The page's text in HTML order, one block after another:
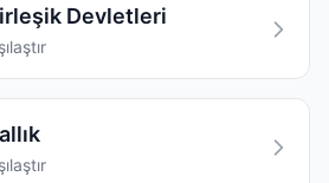
Devletleri